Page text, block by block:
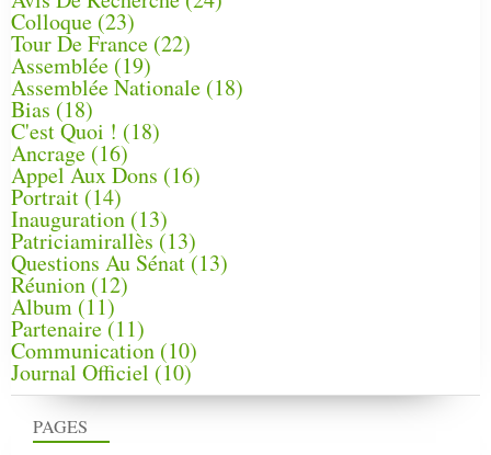
PAGES
Colloque (23)
Tour De France (22)
Assemblée (19)
Assemblée Nationale (18)
Bias (18)
C'est Quoi ! (18)
Ancrage (16)
Appel Aux Dons (16)
Portrait (14)
Inauguration (13)
Patriciamirallès (13)
Questions Au Sénat(13)
Réunion (12)
Album (11)
Partenaire(11)
Communication (10)
Journal Officiel (10)